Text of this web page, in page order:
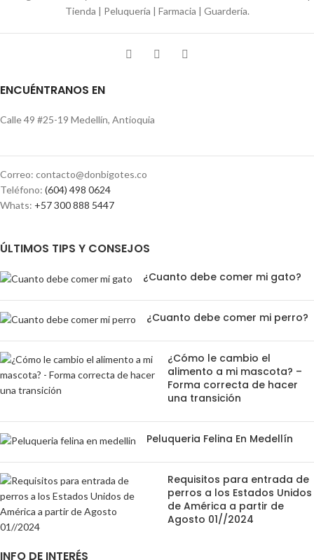
Tienda | Peluquería | Farmacia | Guardería.
ENCUÉNTRANOS EN
Calle 49 #25-19 Medellín, Antioquia
Correo: contacto@donbigotes.co
Teléfono: (604) 498 0624
Whats: +57 300 888 5447
ÚLTIMOS TIPS Y CONSEJOS
¿Cuanto debe comer mi gato?
¿Cuanto debe comer mi perro?
¿Cómo le cambio el
alimento a mi mascota? –
Forma correcta de hacer
una transición
Peluqueria Felina En Medellín
Requisitos para entrada de
perros a los Estados Unidos
de América a partir de
Agosto 01//2024
INFO DE INTERÉS